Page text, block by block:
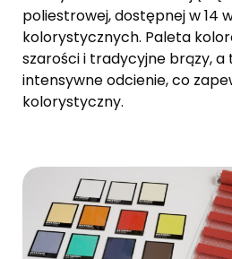
poliestrowej, dostępnej w 14
kolorystycznych. Paleta
szarości i tradycyjne brązy, a
intensywne odcienie, co
kolorystyczny.